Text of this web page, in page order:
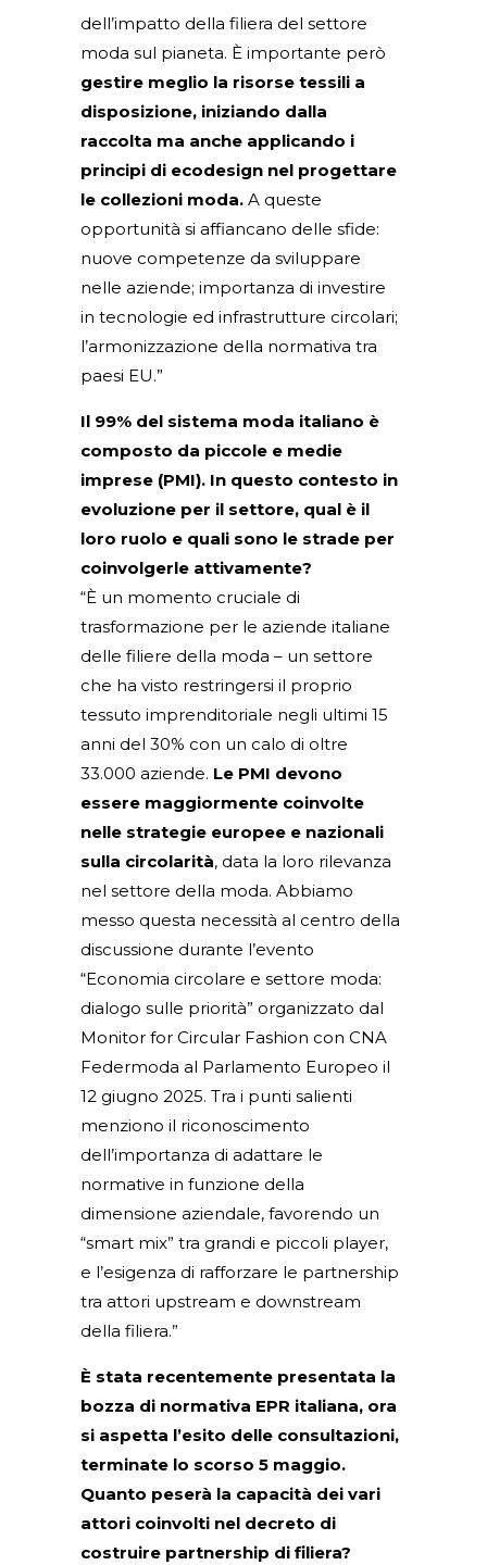
dell’impatto della filiera del settore
moda sul pianeta. È importante però
gestire meglio la risorse tessili a
disposizione, iniziando dalla
raccolta ma anche applicando i
principi di ecodesign nel progettare
le collezioni moda. A queste
opportunità si affiancano delle sfide:
nuove competenze da sviluppare
nelle aziende; importanza di investire
in tecnologie ed infrastrutture circolari;
l’armonizzazione della normativa tra
paesi EU.”
Il 99% del sistema moda italiano è
composto da piccole e medie
imprese (PMI). In questo contesto in
evoluzione per il settore, qual è il
loro ruolo e quali sono le strade per
coinvolgerle attivamente?
“È un momento cruciale di
trasformazione per le aziende italiane
delle filiere della moda – un settore
che ha visto restringersi il proprio
tessuto imprenditoriale negli ultimi 15
anni del 30% con un calo di oltre
33.000 aziende. Le PMI devono
essere maggiormente coinvolte
nelle strategie europee e nazionali
sulla circolarità, data la loro rilevanza
nel settore della moda. Abbiamo
messo questa necessità al centro della
discussione durante l’evento
“Economia circolare e settore moda:
dialogo sulle priorità” organizzato dal
Monitor for Circular Fashion con CNA
Federmoda al Parlamento Europeo il
12 giugno 2025. Tra i punti salienti
menziono il riconoscimento
dell’importanza di adattare le
normative in funzione della
dimensione aziendale, favorendo un
“smart mix” tra grandi e piccoli player,
e l’esigenza di rafforzare le partnership
tra attori upstream e downstream
della filiera.”
È stata recentemente presentata la
bozza di normativa EPR italiana, ora
si aspetta l’esito delle consultazioni,
terminate lo scorso 5 maggio.
Quanto peserà la capacità dei vari
attori coinvolti nel decreto di
costruire partnership di filiera?